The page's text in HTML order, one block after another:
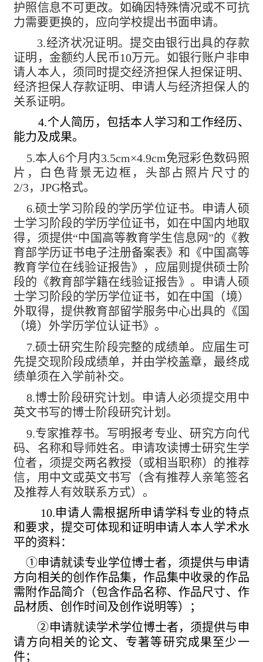
护照信息不可更改。如确因特殊情况或不可抗
力需要更换的，应向学校提出书面申请。
3.经济状况证明。提交由银行出具的存款
证明，金额约人民币10万元。如银行账户非申
请人本人，须同时提交经济担保人担保证明、
经济担保人存款证明、申请人与经济担保人的
关系证明。
4.个人简历，包括本人学习和工作经历、
能力及成果。
5.本人6个月内3.5cm×4.9cm免冠彩色数码照
片，白色背景无边框，头部占照片尺寸的
2/3，JPG格式。
6.硕士学习阶段的学历学位证书。
申请人硕
士学习阶段的学历学位证书，如在中国内地取
得，须提供“中国高等教育学生信息网”的《教
育部学历证书电子注册备案表》和《中国高等
教育学位在线验证报告》，应届则提供硕士阶
段的《教育部学籍在线验证报告》。 申请人硕
士学习阶段的学历学位证书，如在中国（境）
外取得，提供教育部留学服务中心出具的《国
（境）外学历学位认证书》。
7.硕士研究生阶段完整的成绩单。应届生可
先提交现阶段成绩单，并由学校盖章，最终成
绩单须在入学前补交。
8.博士阶段研究计划。申请人必须提交用中
英文书写的博士阶段研究计划。
9.专家推荐书。写明报考专业、研究方向代
码、名称和导师姓名。申请攻读博士研究生学
位者，须提交两名教授（或相当职称）的推荐
信，用中文或英文书写（含有推荐人亲笔签名
及推荐人有效联系方式）。
10.申请人需根据所申请学科专业的特点
和要求，提交可体现和证明申请人本人学术水
平的资料：
①申请就读专业学位博士者，须提供与申请
方向相关的创作作品集，作品集中收录的作品
需附作品简介（包含作品名称、作品尺寸、作
品材质、创作时间及创作说明等）；
②申请就读学术学位博士者，须提供与申
请方向相关的论文、专著等研究成果至少一
件；